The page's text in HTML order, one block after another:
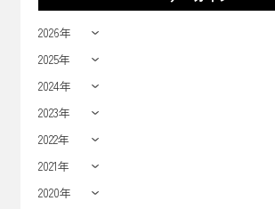
2026年
2025年
2024年
2023年
2022年
2021年
2020年